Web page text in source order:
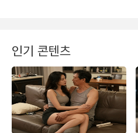
인기 콘텐츠